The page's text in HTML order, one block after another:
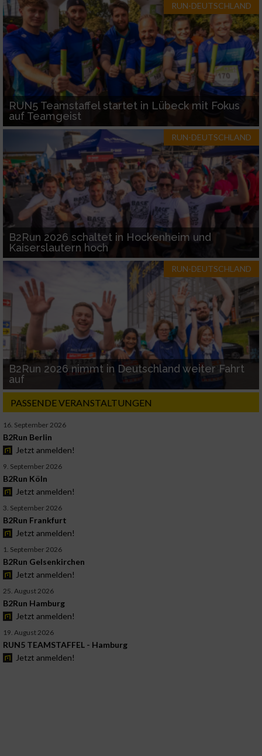
RUN-DEUTSCHLAND
RUN5 Teamstaffel startet in Lübeck mit Fokus
auf Teamgeist
RUN-DEUTSCHLAND
B2Run 2026 schaltet in Hockenheim und
Kaiserslautern hoch
RUN-DEUTSCHLAND
B2Run 2026 nimmt in Deutschland weiter Fahrt
auf
PASSENDE VERANSTALTUNGEN
16. September 2026
B2Run Berlin
Jetzt anmelden!
9. September 2026
B2Run Köln
Jetzt anmelden!
3. September 2026
B2Run Frankfurt
Jetzt anmelden!
1. September 2026
B2Run Gelsenkirchen
Jetzt anmelden!
25. August 2026
B2Run Hamburg
Jetzt anmelden!
19. August 2026
RUN5 TEAMSTAFFEL - Hamburg
Jetzt anmelden!